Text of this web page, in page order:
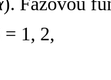
= 1, 2,